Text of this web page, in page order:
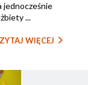
jednocześnie
...
WIĘCEJ